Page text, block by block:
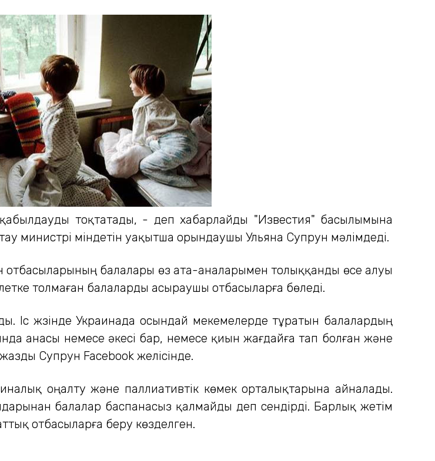
тоқтатады, - деп хабарлайды "Известия" басылымына
министрі міндетін уақытша орындаушы Ульяна Супрун мәлімдеді.
отбасыларының балалары өз ата-аналарымен толыққанды өсе алуы
толмаған балаларды асыраушы отбасыларға бөледі.
Іс жүзінде Украинада осындай мекемелерде тұратын балалардың
анасы немесе әкесі бар, немесе қиын жағдайға тап болған және
Супрун Facebook желісінде.
оңалту және паллиативтік көмек орталықтарына айналады.
балалар баспанасыз қалмайды деп сендірді. Барлық жетім
отбасыларға беру көзделген.